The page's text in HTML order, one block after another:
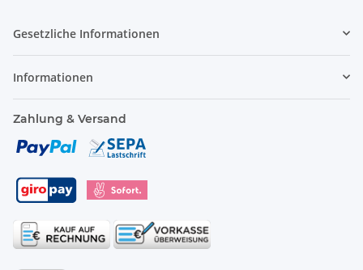
Gesetzliche Informationen
Informationen
Zahlung & Versand